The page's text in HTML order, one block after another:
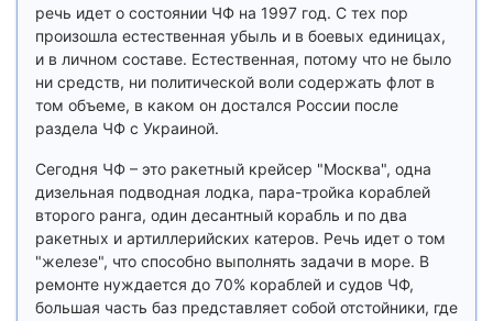
речь идет о состоянии ЧФ на 1997 год. С тех пор
произошла естественная убыль и в боевых единицах,
и в личном составе. Естественная, потому что не было
ни средств, ни политической воли содержать флот в
том объеме, в каком он достался России после
раздела ЧФ с Украиной.
Сегодня ЧФ – это ракетный крейсер "Москва", одна
дизельная подводная лодка, пара-тройка кораблей
второго ранга, один десантный корабль и по два
ракетных и артиллерийских катеров. Речь идет о том
"железе", что способно выполнять задачи в море. В
ремонте нуждается до 70% кораблей и судов ЧФ,
большая часть баз представляет собой отстойники, где